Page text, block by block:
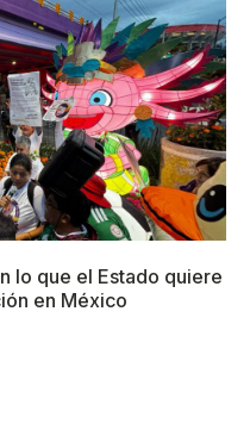
lo que el Estado quiere
en México